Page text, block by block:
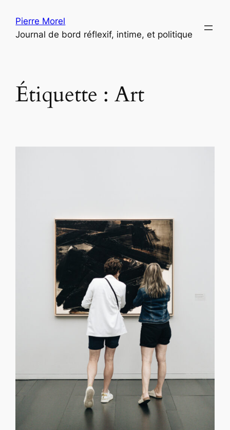
contenu
Pierre Morel
Journal de bord réflexif, intime, et politique
Étiquette :Art